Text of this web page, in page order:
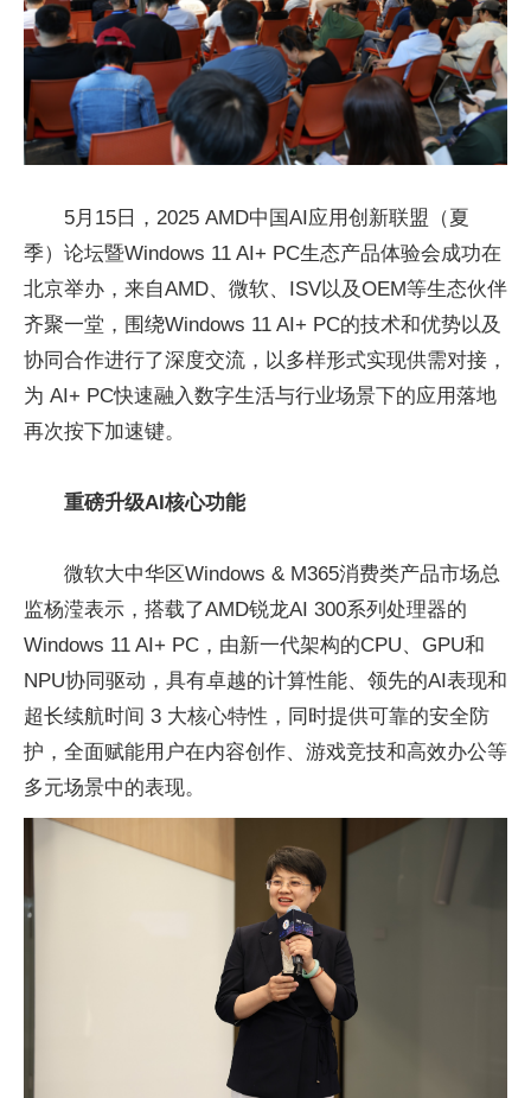
5月15日，2025 AMD中国AI应用创新联盟（夏
季）论坛暨Windows 11 AI+ PC生态产品体验会成功在
北京举办，来自AMD、微软、ISV以及OEM等生态伙伴
齐聚一堂，围绕Windows 11 AI+ PC的技术和优势以及
协同合作进行了深度交流，以多样形式实现供需对接，
为 AI+ PC快速融入数字生活与行业场景下的应用落地
再次按下加速键。
重磅升级AI核心功能
微软大中华区Windows & M365消费类产品市场总
监杨滢表示，搭载了AMD锐龙AI 300系列处理器的
Windows 11 AI+ PC，由新一代架构的CPU、GPU和
NPU协同驱动，具有卓越的计算性能、领先的AI表现和
超长续航时间 3 大核心特性，同时提供可靠的安全防
护，全面赋能用户在内容创作、游戏竞技和高效办公等
多元场景中的表现。